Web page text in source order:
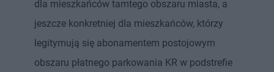
dla mieszkańców tamtego obszaru miasta, a
jeszcze konkretniej dla mieszkańców, którzy
legitymują się abonamentem postojowym
obszaru płatnego parkowania KR w podstrefie